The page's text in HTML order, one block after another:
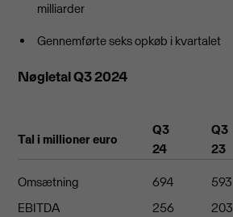
milliarder
Gennemførte seks opkøb i kvartalet
Nøgletal Q3 2024
Tal i millioner euro
Q3
24
Q3
23
Omsætning 694 593
EBITDA
256 203